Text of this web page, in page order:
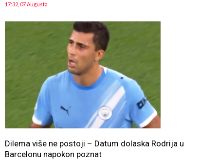
17:32, 07 Augusta
Dilema više ne postoji – Datum dolaska Rodrija u
Barcelonu napokon poznat